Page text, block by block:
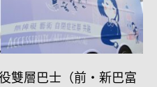
雙層巴士（前・新巴富